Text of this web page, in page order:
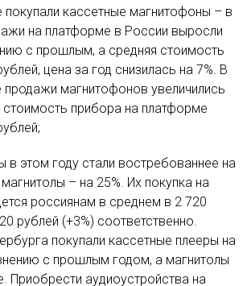
покупали кассетные магнитофоны – в
на платформе в России выросли
с прошлым, а средняя стоимость
цена за год снизилась на 7%. В
продажи магнитофонов увеличились
стоимость прибора на платформе
в этом году стали востребованнее на
– на 25%. Их покупка на
россиянам в среднем в 2 720
рублей (+3%) соответственно.
покупали кассетные плееры на
с прошлым годом, а магнитолы
Приобрести аудиоустройства на